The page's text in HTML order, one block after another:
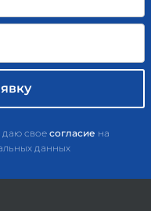
даю свое согласие на
данных